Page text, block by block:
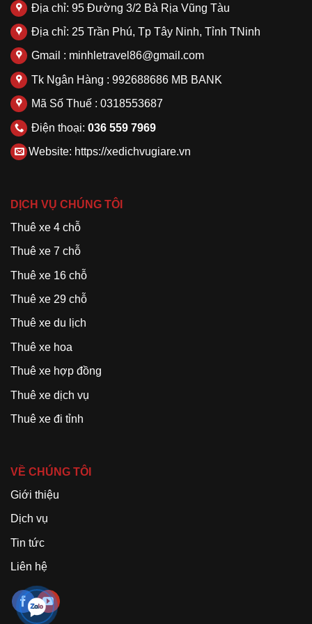
Địa chỉ: 95 Đường 3/2 Bà Rịa Vũng Tàu
Địa chỉ: 25 Trần Phú, Tp Tây Ninh, Tỉnh TNinh
Gmail : minhletravel86@gmail.com
Tk Ngân Hàng : 992688686 MB BANK
Mã Số Thuế : 0318553687
Điện thoại: 036 559 7969
Website: https://xedichvugiare.vn
DỊCH VỤ CHÚNG TÔI
Thuê xe 4 chỗ
Thuê xe 7 chỗ
Thuê xe 16 chỗ
Thuê xe 29 chỗ
Thuê xe du lịch
Thuê xe hoa
Thuê xe hợp đồng
Thuê xe dịch vụ
Thuê xe đi tỉnh
VỀ CHÚNG TÔI
Giới thiệu
Dịch vụ
Tin tức
Liên hệ